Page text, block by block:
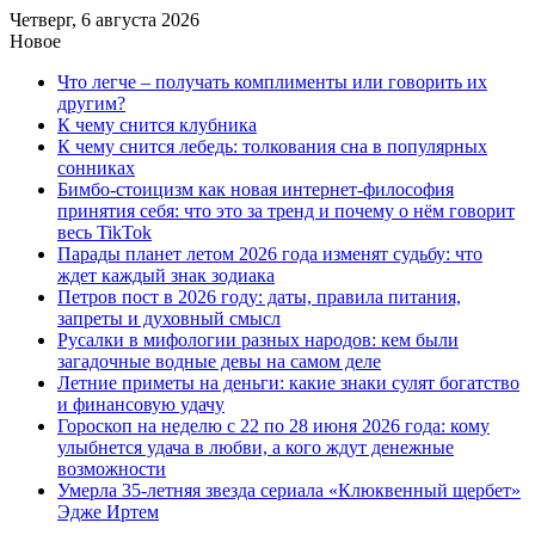
Четверг, 6 августа 2026
Новое
Что легче – получать комплименты или говорить их
другим?
К чему снится клубника
К чему снится лебедь: толкования сна в популярных
сонниках
Бимбо-стоицизм как новая интернет-философия
принятия себя: что это за тренд и почему о нём говорит
весь TikTok
Парады планет летом 2026 года изменят судьбу: что
ждет каждый знак зодиака
Петров пост в 2026 году: даты, правила питания,
запреты и духовный смысл
Русалки в мифологии разных народов: кем были
загадочные водные девы на самом деле
Летние приметы на деньги: какие знаки сулят богатство
и финансовую удачу
Гороскоп на неделю с 22 по 28 июня 2026 года: кому
улыбнется удача в любви, а кого ждут денежные
возможности
Умерла 35-летняя звезда сериала «Клюквенный щербет»
Эдже Иртем